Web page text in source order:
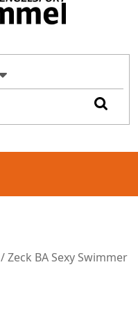
/ Zeck BA Sexy Swimmer